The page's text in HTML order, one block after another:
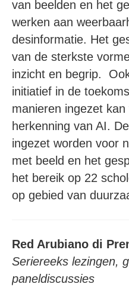
van beelden en het
werken aan
desinformatie. Het
van de sterkste
inzicht en begrip.
initiatief in de
manieren ingezet
herkenning van AI.
ingezet worden voor
met beeld en het
het bereik op 22
op gebied van
Red Arubiano di
Seriereeks lezingen,
paneldiscussies